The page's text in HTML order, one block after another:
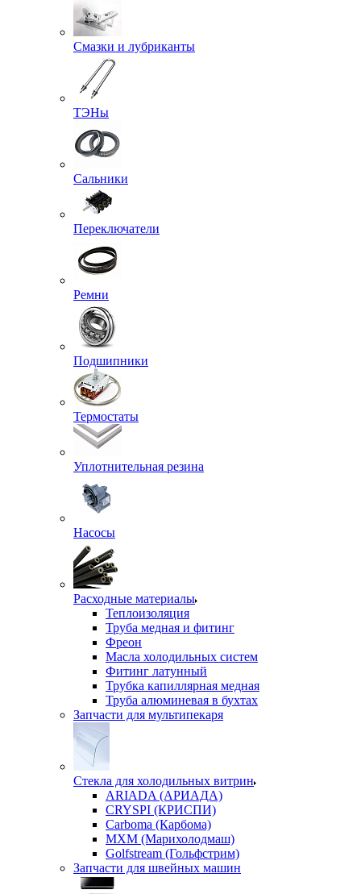
Смазки и лубриканты
ТЭНы
Сальники
Переключатели
Ремни
Подшипники
Термостаты
Уплотнительная резина
Насосы
Расходные материалы
Теплоизоляция
Труба медная и фитинг
Фреон
Масла холодильных систем
Фитинг латунный
Трубка капиллярная медная
Труба алюминевая в бухтах
Запчасти для мультипекаря
Стекла для холодильных витрин
ARIADA (АРИАДА)
CRYSPI (КРИСПИ)
Carboma (Карбома)
MXM (Марихолодмаш)
Golfstream (Гольфстрим)
Запчасти для швейных машин